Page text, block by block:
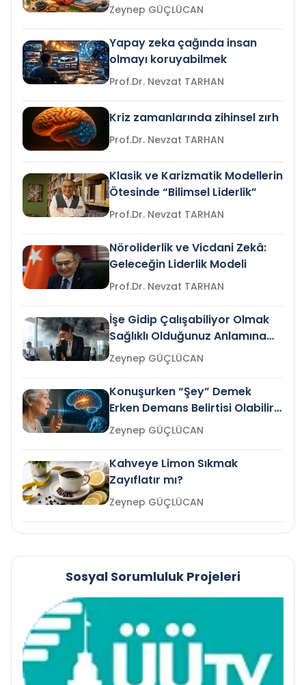
Zeynep GÜÇLÜCAN
Yapay zeka çağında insan
olmayı koruyabilmek
Prof.Dr. Nevzat TARHAN
Kriz zamanlarında zihinsel zırh
Prof.Dr. Nevzat TARHAN
Klasik ve Karizmatik Modellerin
Ötesinde “Bilimsel Liderlik”
Prof.Dr. Nevzat TARHAN
Nöroliderlik ve Vicdani Zekâ:
Geleceğin Liderlik Modeli
Prof.Dr. Nevzat TARHAN
İşe Gidip Çalışabiliyor Olmak
Sağlıklı Olduğunuz Anlamına
Gelir mi?Zeynep GÜÇLÜCAN
Konuşurken “Şey” Demek
Erken Demans Belirtisi Olabilir
mi?
Zeynep GÜÇLÜCAN
Kahveye Limon Sıkmak
Zayıflatır mı?
Zeynep GÜÇLÜCAN
Sosyal Sorumluluk Projeleri